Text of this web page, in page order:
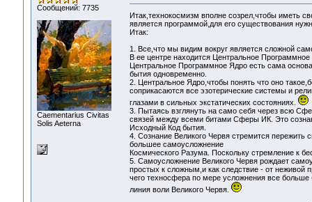
Сообщений: 7735
Сaementarius Civitas
Solis Aeterna
Итак,технокосмизм вполне созрел,чтобы иметь
является программой,для его существования
Итак:
1. Все,что мы видим вокруг является сложной
В ее центре находится Центральное
Центральное Программное Ядро есть сама
бытия одновременно.
2. Центральное Ядро,чтобы понять что оно
соприкасаются все эзотерические системы и
глазами в сильных экстатических состояниях.
3. Пытаясь взглянуть на само себя через всю
связей между всеми битами Сферы ИК. Это
Исходный Код бытия.
4. Сознание Великого Червя стремится пережить
большее самоусложнение
Космического Разума. Поскольку стремление к
5. Самоусложнение Великого Червя рождает
простых к сложным,и как следствие - от
чего техносфера по мере усложнения все
линия воли Великого Червя.